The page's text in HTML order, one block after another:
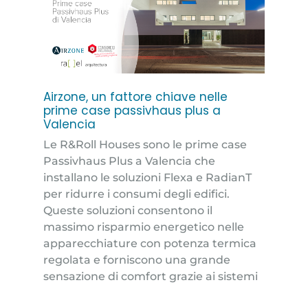
Airzone, un fattore chiave nelle
prime case passivhaus plus a
Valencia
Le R&Roll Houses sono le prime case
Passivhaus Plus a Valencia che
installano le soluzioni Flexa e RadianT
per ridurre i consumi degli edifici.
Queste soluzioni consentono il
massimo risparmio energetico nelle
apparecchiature con potenza termica
regolata e forniscono una grande
sensazione di comfort grazie ai sistemi